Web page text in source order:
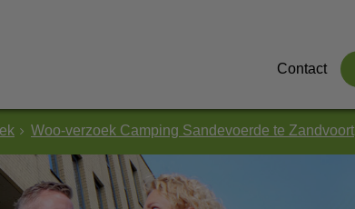
Contact
Woo-verzoek Camping Sandevoerde te Zandvoort